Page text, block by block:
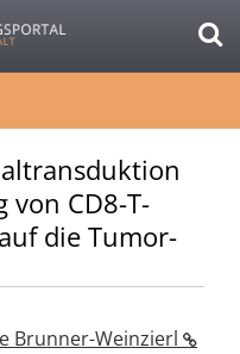
CD8-T-
die Tumor-
Brunner-Weinzierl